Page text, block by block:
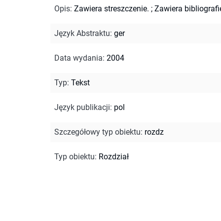
Opis: Zawiera streszczenie. ; Zawiera
Język Abstraktu: ger
Data wydania: 2004
Typ: Tekst
Język publikacji: pol
Szczegółowy typ obiektu: rozdz
Typ obiektu: Rozdział